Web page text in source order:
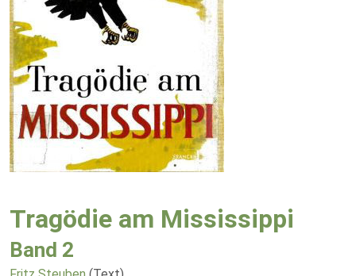
Tragödie am Mississippi
Band 2